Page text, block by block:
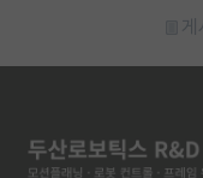
게